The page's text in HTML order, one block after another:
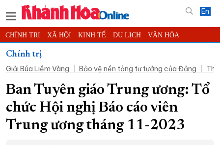
En
CHÍNH TRỊ XÃ HỘI KINH TẾ DU LỊCH VĂN HÓA
THỂ THAO
KHOA HỌC - CÔNG NGHỆ PHÁP LUẬT BẠN ĐỌC PHÓNG SỰ
THẾ GIỚI MULTIMEDIA VIDEO ĐỌC BÁO ONLINE
PODCAST THÔNG TIN - QUẢNG CÁO
QUY HOẠCH TỈNH KHÁNH HÒA
Chính trị
Giải Búa Liềm Vàng
Bảo vệ nền tảng tư tưởng của Đảng
Ban Tuyên giáo Trung ương: Tổ
chức Hội nghị Báo cáo viên
Trung ương tháng 11-2023